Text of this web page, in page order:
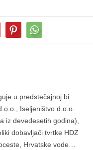
u predstečajnoj bi
Iseljeništvo d.o.o.
iz devedesetih godina),
dobavljači tvrtke HDZ
Hrvatske vode…